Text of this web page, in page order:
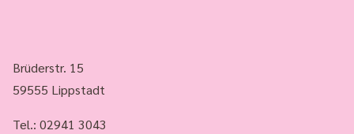
Brüderstr. 15
59555 Lippstadt
Tel.: 02941 3043